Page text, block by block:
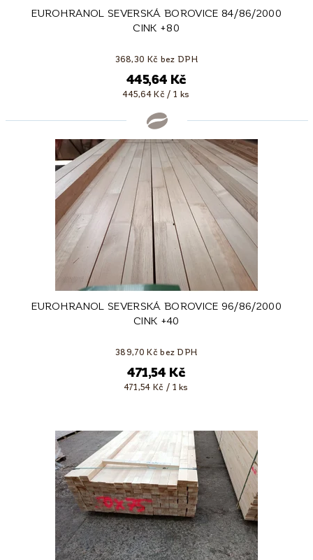
EUROHRANOL SEVERSKÁ BOROVICE 84/86/2000
CINK +80
368,30 Kč bez DPH
445,64 Kč
445,64 Kč / 1 ks
EUROHRANOL SEVERSKÁ BOROVICE 96/86/2000
CINK +40
389,70 Kč bez DPH
471,54 Kč
471,54 Kč / 1 ks